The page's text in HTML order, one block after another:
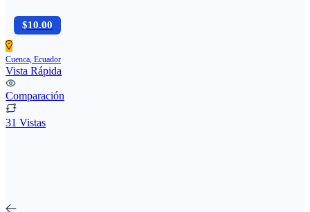
$10.00
Cuenca, Ecuador
Vista Rápida
Comparación
31 Vistas